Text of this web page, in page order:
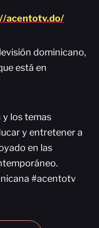
acentotv.do/
dominicano,
está en
y los temas
y entretener a
en las
#acentotv